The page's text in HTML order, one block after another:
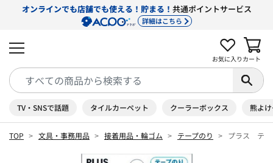
オンラインでも店舗でも使える！貯まる！ 共通ポイントサービス
詳細はこちら
お気に入り カート
TV・SNSで話題 タイルカーペット クーラーボックス 熊よ
TOP 文具・事務用品 接着用品・輪ゴム テープのり プラス テ